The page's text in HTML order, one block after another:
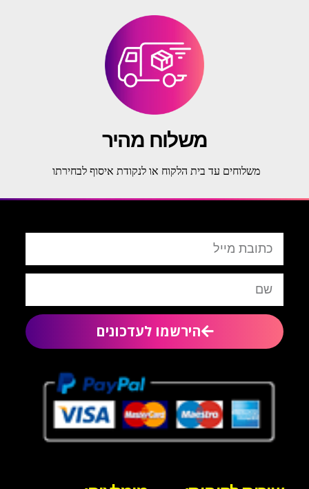
משלוח מהיר
משלוחים עד בית הלקוח או לנקודת איסוף לבחירתו
הירשמו לעדכונים